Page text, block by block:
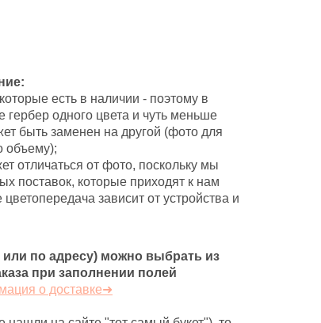
есть в наличии - поэтому в
гербер одного цвета и чуть меньше
быть заменен на другой (фото для
объему);
отличаться от фото, поскольку мы
поставок, которые приходят к нам
зависит от устройства и
по адресу) можно выбрать из
при заполнении полей
о доставке➜